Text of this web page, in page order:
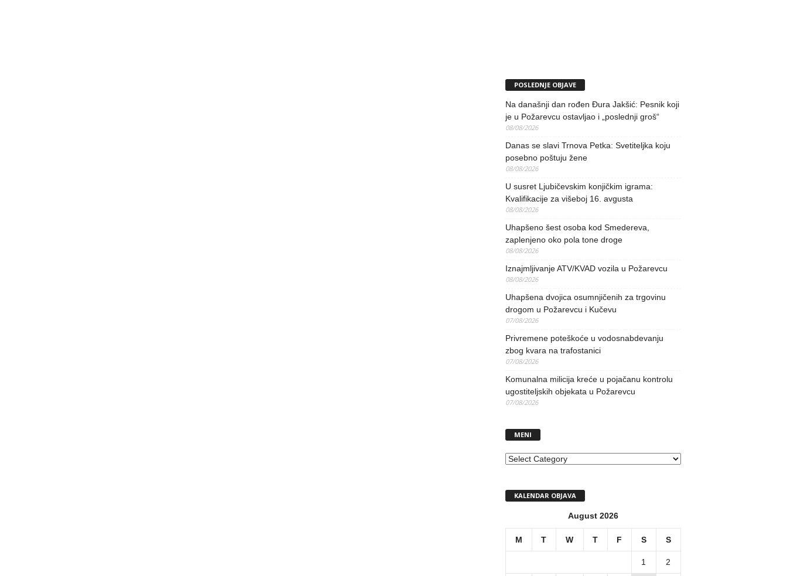
POSLEDNJE OBJAVE
Na današnji dan rođen Đura Jakšić: Pesnik koji
je u Požarevcu ostavljao i „poslednji groš“
08/08/2026
Danas se slavi Trnova Petka: Svetiteljka koju
posebno poštuju žene
08/08/2026
U susret Ljubičevskim konjičkim igrama:
Kvalifikacije za višeboj 16. avgusta
08/08/2026
Uhapšeno šest osoba kod Smedereva,
zaplenjeno oko pola tone droge
08/08/2026
Iznajmljivanje ATV/KVAD vozila u Požarevcu
08/08/2026
Uhapšena dvojica osumnjičenih za trgovinu
drogom u Požarevcu i Kučevu
07/08/2026
Privremene poteškoće u vodosnabdevanju
zbog kvara na trafostanici
07/08/2026
Komunalna milicija kreće u pojačanu kontrolu
ugostiteljskih objekata u Požarevcu
07/08/2026
MENI
MENI
KALENDAR OBJAVA
August 2026
M T W T F S S
1 2